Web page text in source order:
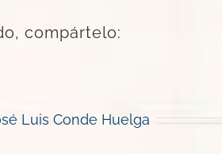
compártelo:
Luis Conde Huelga